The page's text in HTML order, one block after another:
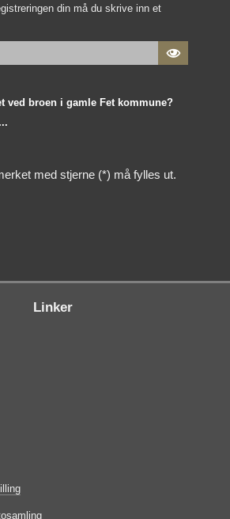
din må du skrive inn et

ved broen i gamle Fet kommune?
med stjerne (*) må fylles ut.
Linker